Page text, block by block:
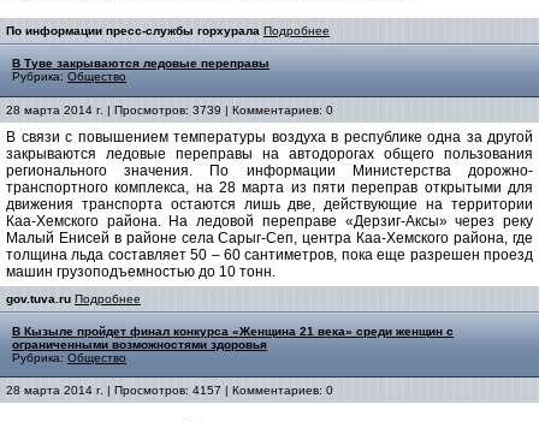
По информации пресс-службы горхурала Подробнее
В Туве закрываются ледовые переправы
Рубрика: Общество
28 марта 2014 г. | Просмотров: 3739 | Комментариев: 0
В связи с повышением температуры воздуха в республике одна за другой
закрываются ледовые переправы на автодорогах общего пользования
регионального значения. По информации Министерства дорожно-
транспортного комплекса, на 28 марта из пяти переправ открытыми для
движения транспорта остаются лишь две, действующие на территории
Каа-Хемского района. На ледовой переправе «Дерзиг-Аксы» через реку
Малый Енисей в районе села Сарыг-Сеп, центра Каа-Хемского района, где
толщина льда составляет 50 – 60 сантиметров, пока еще разрешен проезд
машин грузоподъемностью до 10 тонн.
gov.tuva.ru Подробнее
В Кызыле пройдет финал конкурса «Женщина 21 века» среди женщин с
ограниченными возможностями здоровья
Рубрика: Общество
28 марта 2014 г. | Просмотров: 4157 | Комментариев: 0